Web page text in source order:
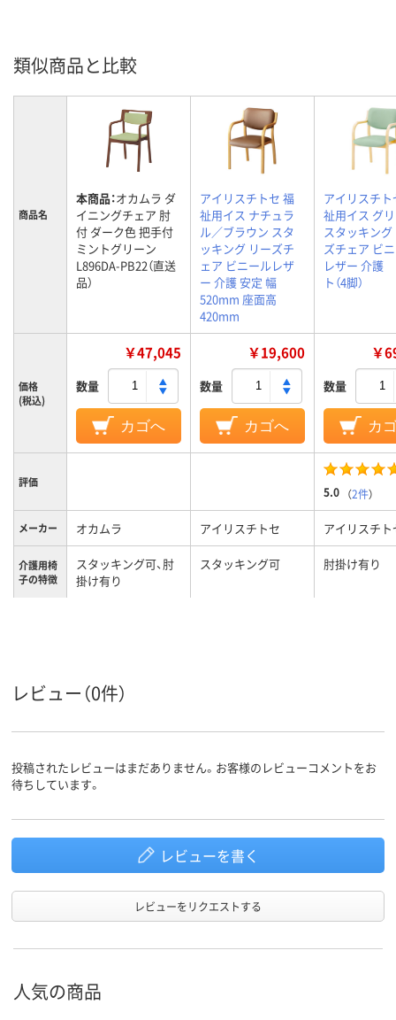
類似商品と比較
商品名
本商品：オカムラ ダ
イニングチェア 肘
付 ダーク色 把手付
ミントグリーン
L896DA-PB22（直送
品）
アイリスチトセ 福
祉用イス ナチュラ
ル／ブラウン スタ
ッキング リーズチ
ェア ビニールレザ
ー 介護 安定 幅
520mm 座面高
420mm
アイリスチト
祉用イス グ
スタッキング
ズチェア ビ
レザー 介護
ト（4脚）
価格
(税込)
￥47,045
数量
カゴへ
￥19,600
数量
カゴへ
￥
数量
カ
評価
5.0 （2件）
メーカー オカムラ アイリスチトセ アイリスチト
介護用椅
子の特徴
スタッキング可、肘
掛け有り
スタッキング可 肘掛け有り
レビュー（0件）
投稿されたレビューはまだありません。お客様のレビューコメントをお
待ちしています。
レビューを書く
レビューをリクエストする
人気の商品